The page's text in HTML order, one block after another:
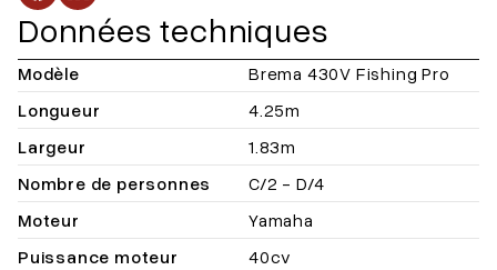
Données techniques
Modèle
Brema 430V Fishing Pro
Longueur
4.25m
Largeur
1.83m
Nombre de personnes
C/2 - D/4
Moteur
Yamaha
Puissance moteur
40cv